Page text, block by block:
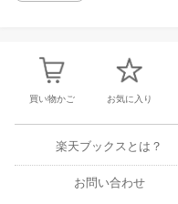
買い物かご お気に入り
楽天ブックスとは？
お問い合わせ